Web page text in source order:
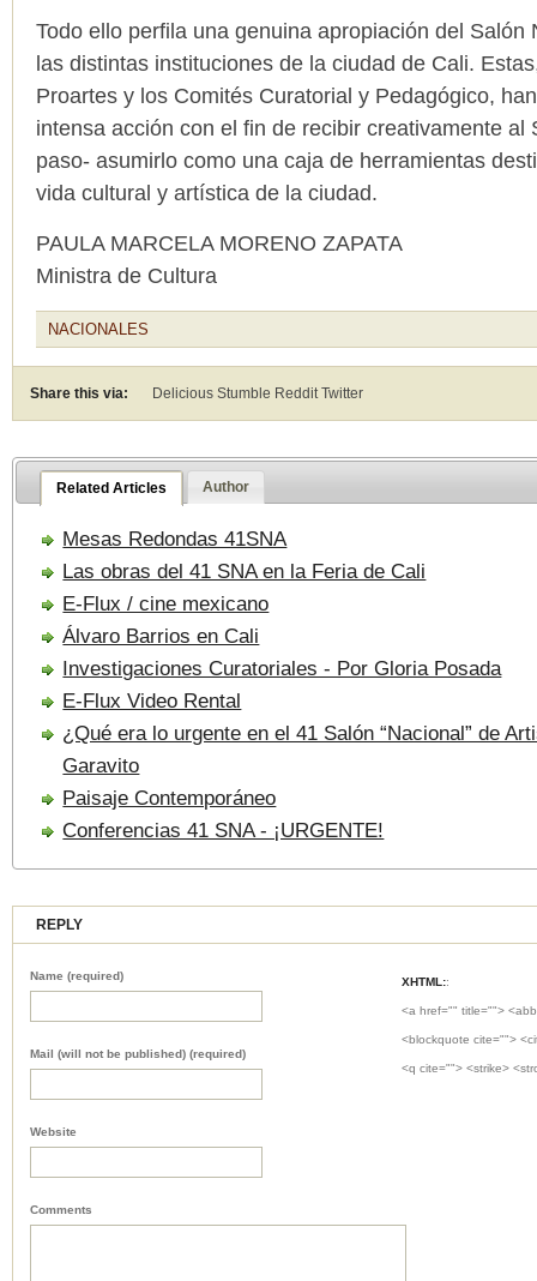
Todo ello perfila una genuina apropiación del Salón
las distintas instituciones de la ciudad de Cali.
Proartes y los Comités Curatorial y Pedagógico,
intensa acción con el fin de recibir creativamente al
paso- asumirlo como una caja de herramientas
vida cultural y artística de la ciudad.
PAULA MARCELA MORENO ZAPATA
Ministra de Cultura
NACIONALES
Share this via: Delicious Stumble RedditTwitter
Related Articles Author
Mesas Redondas 41SNA
Las obras del 41 SNA en la Feria de Cali
E-Flux / cine mexicano
Álvaro Barrios en Cali
Investigaciones Curatoriales - Por Gloria Posada
E-Flux Video Rental
¿Qué era lo urgente en el 41 Salón “Nacional” de
Garavito
Paisaje Contemporáneo
Conferencias 41 SNA - ¡URGENTE!
REPLY
XHTML::
<a href="" title="">
<blockquote cite="">
<q cite=""> <strike>
Name (required)
Mail (will not be published) (required)
Website
Comments